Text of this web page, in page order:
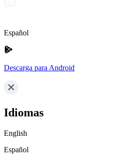
Español
Descarga para Android
Idiomas
English
Español